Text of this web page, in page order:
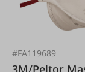
#FA119689
3M/Peltor Masque